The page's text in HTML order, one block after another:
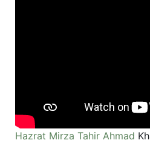
Hazrat Mirza Tahir Ahmad